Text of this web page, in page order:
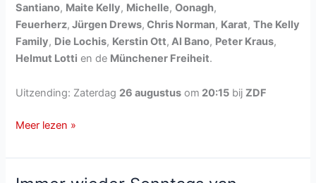
Santiano, Maite Kelly, Michelle,Oonagh,
Feuerherz, Jürgen Drews, Chris Norman, Karat,The Kelly
Family, Die Lochis, Kerstin Ott, Al Bano, Peter Kraus,
Helmut Lotti en de Münchener Freiheit.
Uitzending: Zaterdag 26 augustus om 20:15 bijZDF
Das
Sommer-
Hit-
Meer lezen »